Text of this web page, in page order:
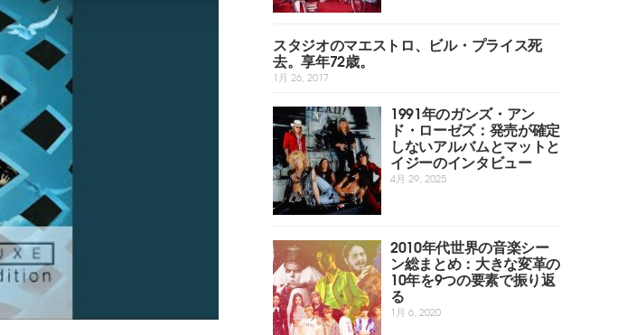
スタジオのマエストロ、ビル・プライス死
去。享年72歳。
1月 26, 2017
1991年のガンズ・アン
ド・ローゼズ：発売が確定
しないアルバムとマットと
イジーのインタビュー
4月 29, 2025
2010年代世界の音楽シー
ン総まとめ：大きな変革の
10年を9つの要素で振り返
る
1月 6, 2020